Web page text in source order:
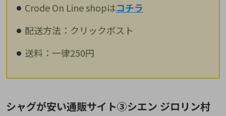
Crode On Line shopはコチラ
配送方法：クリックポスト
送料：一律250円
シャグが安い通販サイト③シエン ジロリン村